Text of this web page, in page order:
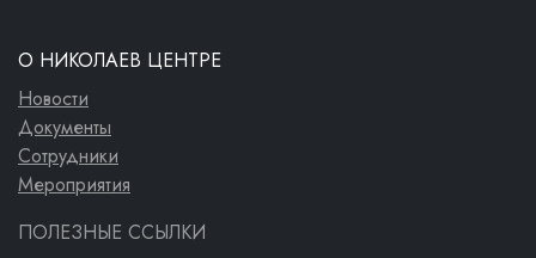
О НИКОЛАЕВ ЦЕНТРЕ
Новости
Документы
Сотрудники
Мероприятия
ПОЛЕЗНЫЕ ССЫЛКИ